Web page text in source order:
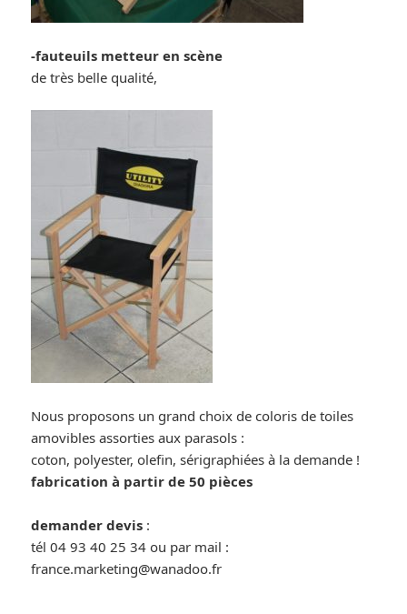
-fauteuils metteur en scène
de très belle qualité,
Nous proposons un grand choix de coloris de toiles
amovibles assorties aux parasols :
coton, polyester, olefin, sérigraphiées à la demande !
fabrication à partir de 50 pièces
demander devis :
tél 04 93 40 25 34 ou par mail :
france.marketing@wanadoo.fr